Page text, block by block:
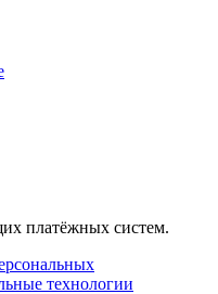
платёжных систем.
технологии